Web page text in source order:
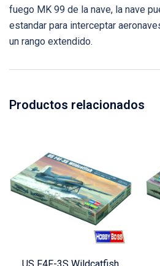
fuego MK 99 de la nave, la nave
estandar para interceptar
un rango extendido.
Productos relacionados
US F4F-3S Wildcatfish